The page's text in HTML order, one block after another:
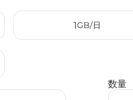
1GB/日
数量